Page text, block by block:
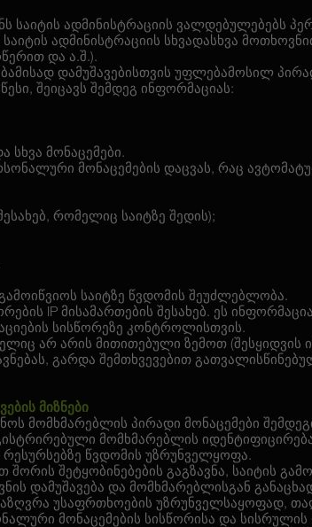
ადმინისტრაციის ვალდებულებებს
ადმინისტრაციის სხვადასხვა
და ა.შ.).
დამუშავებისთვის უფლებამოსილ
შეიცავს შემდეგ ინფორმაციას:
მონაცემები.
მონაცემების დაცვას, რაც
რომელიც საიტზე შედის);
საიტზე წვდომის შეუძლებლობა.
IP მისამართების შესახებ. ეს
სისწორეზე კონტროლისთვის.
არ არის მითითებული ზემოთ (შესყიდვის
გარდა შემთხვევებით
მიზნები
მომხმარებლის პირადი მონაცემები
მომხმარებლის
წვდომის უზრუნველყოფა.
შორის შეტყობინებების გაგზავნა, საიტის
დამუშავება და მომხმარებლისგან
უსაფრთხოების უზრუნველსაყოფად,
მონაცემების სისწორისა და სისრულის